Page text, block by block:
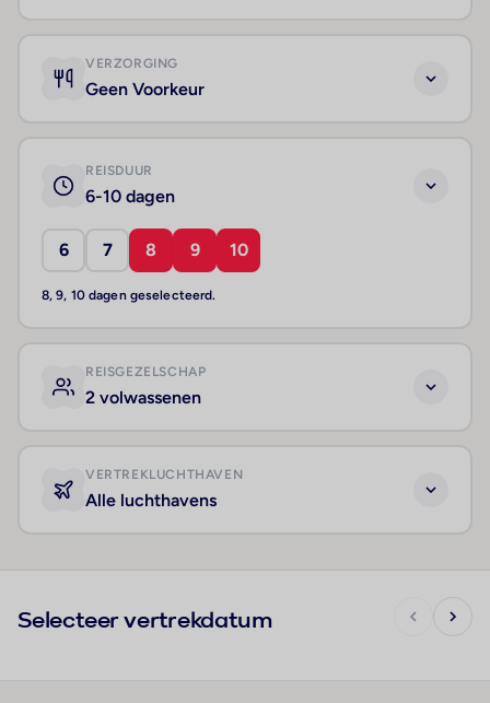
VERZORGING
Geen Voorkeur
REISDUUR
6-10 dagen
6 7 8 9 10
8, 9, 10 dagen geselecteerd.
REISGEZELSCHAP
2 volwassenen
VERTREKLUCHTHAVEN
Alle luchthavens
Selecteer vertrekdatum